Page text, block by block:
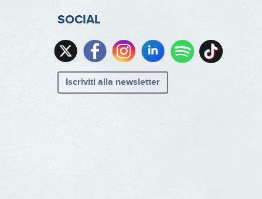
SOCIAL
Iscriviti alla newsletter